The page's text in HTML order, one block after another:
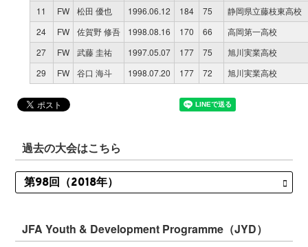
11
FW 松田 優也 1996.06.12 184 75
静岡県立藤枝東高校
24
FW 佐賀野 修吾 1998.08.16 170 66
高岡第一高校
27
FW 武藤 圭祐 1997.05.07 177 75
旭川実業高校
29
FW 谷口 海斗 1998.07.20 177 72 旭川実業高校
過去の大会はこちら
JFA Youth & Development Programme（JYD）